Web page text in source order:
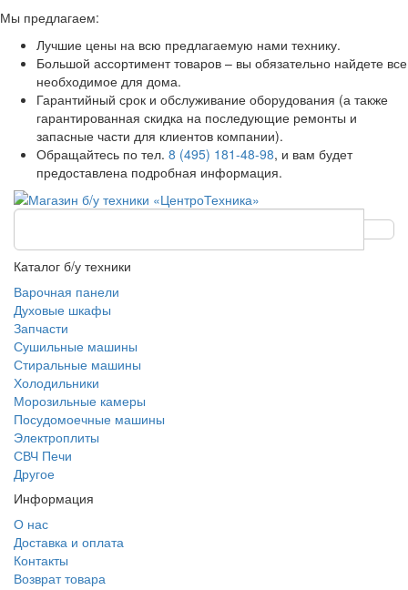
Мы предлагаем:
Лучшие цены на всю предлагаемую нами технику.
Большой ассортимент товаров – вы обязательно найдете все
необходимое для дома.
Гарантийный срок и обслуживание оборудования (а также
гарантированная скидка на последующие ремонты и
запасные части для клиентов компании).
Обращайтесь по тел. 8 (495) 181-48-98, и вам будет
предоставлена подробная информация.
Каталог б/у техники
Варочная панели
Духовые шкафы
Запчасти
Сушильные машины
Стиральные машины
Холодильники
Морозильные камеры
Посудомоечные машины
Электроплиты
СВЧ Печи
Другое
Информация
О нас
Доставка и оплата
Контакты
Возврат товара